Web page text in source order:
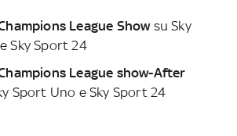
League Showsu Sky
Sky Sport 24
League show-After
Sport Uno e Sky Sport 24